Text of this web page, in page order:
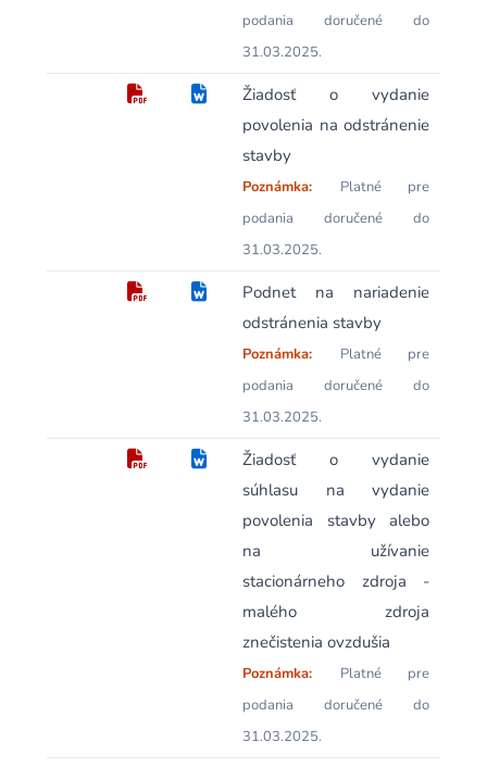
podania doručené do
31.03.2025.
Žiadosť o vydanie
povolenia na odstránenie
stavby
Poznámka: Platné pre
podania doručené do
31.03.2025.
Podnet na nariadenie
odstránenia stavby
Poznámka: Platné pre
podania doručené do
31.03.2025.
Žiadosť o vydanie
súhlasu na vydanie
povolenia stavby alebo
na užívanie
stacionárneho zdroja -
malého zdroja
znečistenia ovzdušia
Poznámka: Platné pre
podania doručené do
31.03.2025.